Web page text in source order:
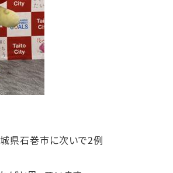
県石巻市に次いで2例